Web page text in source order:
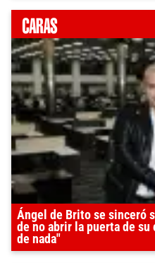
Ángel de Brito se sinceró
de no abrir la puerta de su
de nada"